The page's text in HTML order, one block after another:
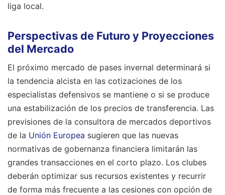
liga local.
Perspectivas de Futuro y Proyecciones
del Mercado
El próximo mercado de pases invernal determinará si
la tendencia alcista en las cotizaciones de los
especialistas defensivos se mantiene o si se produce
una estabilización de los precios de transferencia. Las
previsiones de la consultora de mercados deportivos
de la Unión Europea sugieren que las nuevas
normativas de gobernanza financiera limitarán las
grandes transacciones en el corto plazo. Los clubes
deberán optimizar sus recursos existentes y recurrir
de forma más frecuente a las cesiones con opción de